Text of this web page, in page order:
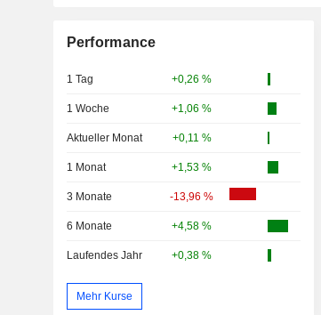
Performance
1 Tag +0,26 %
1 Woche +1,06 %
Aktueller Monat +0,11 %
1 Monat +1,53 %
3 Monate -13,96 %
6 Monate +4,58 %
Laufendes Jahr +0,38 %
Mehr Kurse